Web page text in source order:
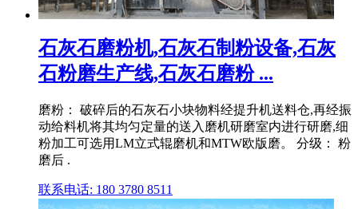
石灰石磨粉机,石灰石制粉设备,石灰
石粉磨生产线,石灰石磨粉 ...
磨粉： 破碎后的石灰石小块物料经提升机送料仓,再经振
动给料机将其均匀定量的送入磨机研磨室内进行研磨,细
粉加工可选用LM立式辊磨机和MTW欧版磨。 分级： 粉
磨后 .
联系电话: 180 3780 8511